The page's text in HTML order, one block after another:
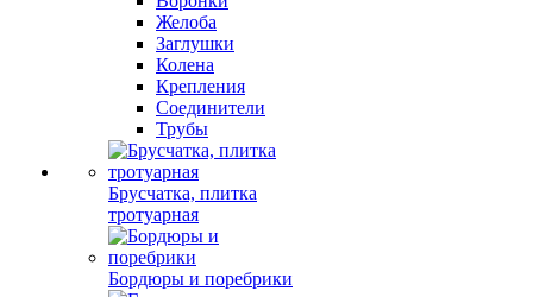
Желоба
Заглушки
Колена
Крепления
Соединители
Трубы
Брусчатка, плитка
тротуарная
Бордюры и поребрики